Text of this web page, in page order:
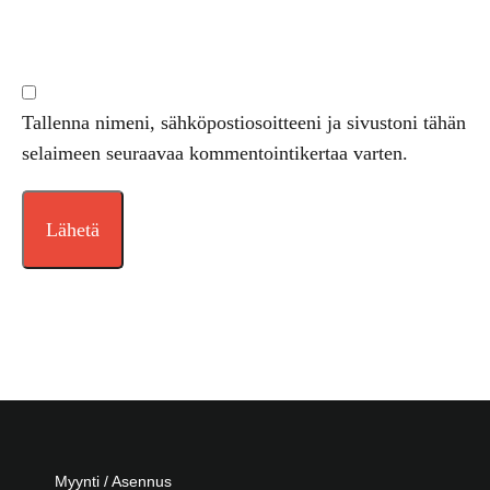
Tallenna nimeni, sähköpostiosoitteeni ja sivustoni tähän
selaimeen seuraavaa kommentointikertaa varten.
Myynti / Asennus